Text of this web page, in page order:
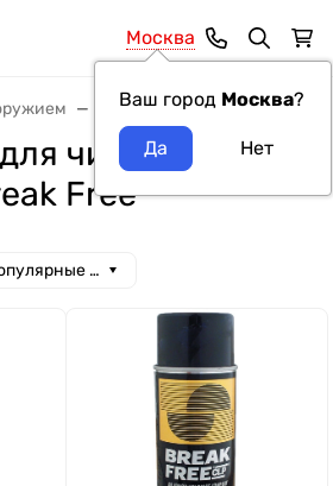
Москва
Ваш город Москва?
Средства для чистки оружия
чистки
Free
сначала